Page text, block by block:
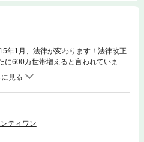
年1月、法律が変わります！法律改正
に600万世帯増えると言われていま
のなかったみなさんにも、相続税対策
けです。「相続税対策」とは、そのほ
きない対策です。つまり親が亡くなっ
す。これには10年以上かけてコツコ
策をはじめる必要があるのです。相
払いが鉄則です。現金でこれが払えな
ティワン